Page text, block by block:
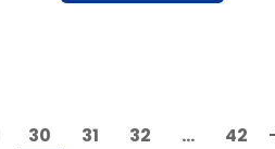
30 31 32 … 42